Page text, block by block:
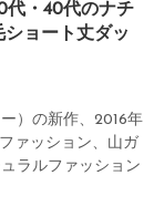
代・40代のナチ
ョート丈ダッ
）の新作、2016年
ァッション、山ガ
ラルファッション